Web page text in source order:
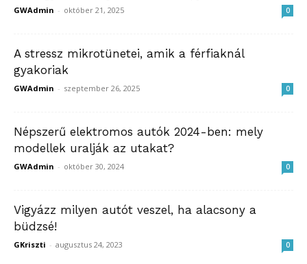
GWAdmin - október 21, 2025 0
A stressz mikrotünetei, amik a férfiaknál
gyakoriak
GWAdmin - szeptember 26, 2025 0
Népszerű elektromos autók 2024-ben: mely
modellek uralják az utakat?
GWAdmin - október 30, 2024 0
Vigyázz milyen autót veszel, ha alacsony a
büdzsé!
GKriszti - augusztus 24, 2023 0